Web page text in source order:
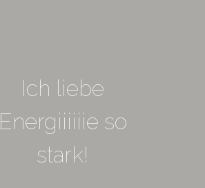
Ich liebe
Energiiiiiie so
stark!